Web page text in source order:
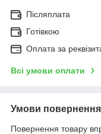
Післяплата
Готівкою
Оплата за
Всі умови оплати
Умови повернення
Повернення товару